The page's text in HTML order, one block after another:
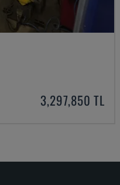
3,297,850 TL